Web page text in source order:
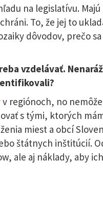
na legislatívu.
To, že jej to
dôvodov, prečo sa
vzdelávať.
v regiónoch, no
s tými, ktorých
miest a obcí
štátnych inštitúcií.
ale aj náklady, aby